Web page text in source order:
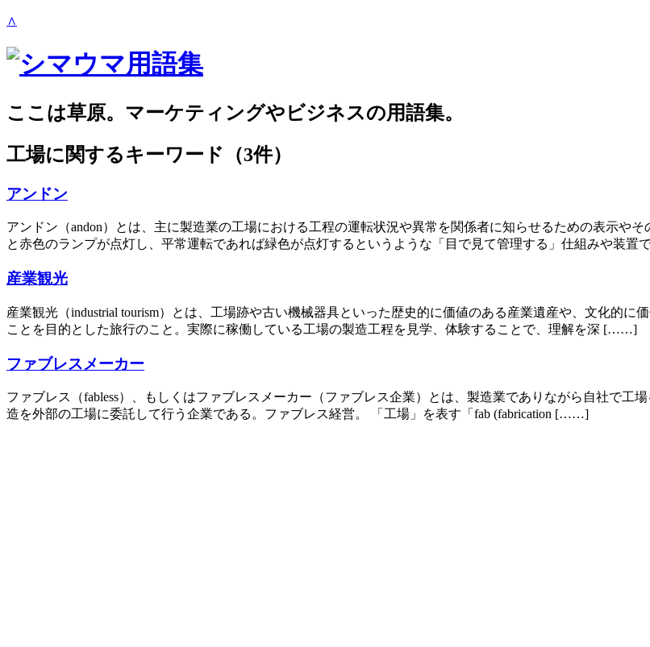
∧
ここは草原。マーケティングやビジネスの用語集。
工場に関するキーワード（3件）
アンドン
アンドン（andon）とは、主に製造業の工場における工程の運転状況や異常を関係者に知らせるための表示や
と赤色のランプが点灯し、平常運転であれば緑色が点灯するというような「目で見て管理する」仕組みや装
産業観光
産業観光（industrial tourism）とは、工場跡や古い機械器具といった歴史的に価値のある産業遺産や、文化的
ことを目的とした旅行のこと。実際に稼働している工場の製造工程を見学、体験することで、理解を深 [……]
ファブレスメーカー
ファブレス（fabless）、もしくはファブレスメーカー（ファブレス企業）とは、製造業でありながら自社で工
造を外部の工場に委託して行う企業である。ファブレス経営。 「工場」を表す「fab (fabrication [……]